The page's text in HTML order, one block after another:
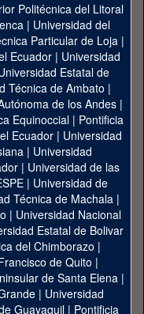
Politécnica del Litoral
| Universidad del
Particular de Loja|
Ecuador| Universidad
Estatal de
Técnica de Ambato |
de los Andes|
Equinoccial| Pontificia
Ecuador | Universidad
| Universidad
| Universidad de las
| Universidad de
Técnica de Machala|
| Universidad Nacional
Estatal de Bolivar
del Chimborazo |
de Quito |
de Santa Elena|
| Universidad
Guayaquil| Pontificia